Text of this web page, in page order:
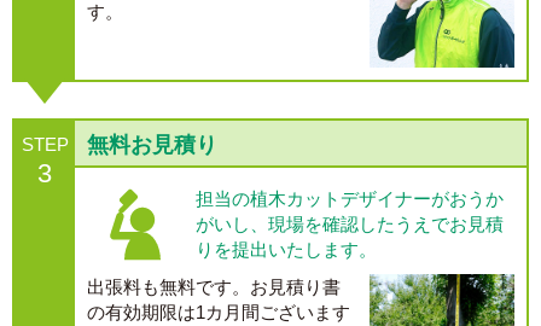
す。
STEP
3
無料お見積り
担当の植木カットデザイナーがおうか
がいし、現場を確認したうえでお見積
りを提出いたします。
出張料も無料です。お見積り書
の有効期限は1カ月間ございます